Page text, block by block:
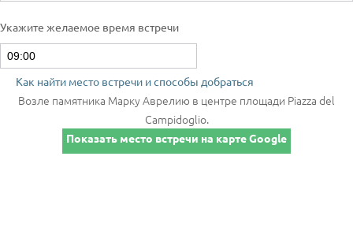
Укажите желаемое время встречи
Как найти место встречи и способы добраться
Возле памятника Марку Аврелию в центре площади Piazza del
Campidoglio.
Показать место встречи на карте Google